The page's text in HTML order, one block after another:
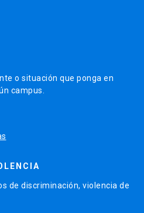
o situación que ponga en
campus.
de discriminación, violencia de